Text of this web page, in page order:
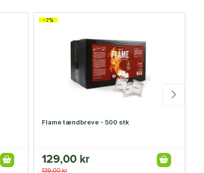
-7%
Flame tændbreve - 500 stk
129,00 kr
139,00 kr